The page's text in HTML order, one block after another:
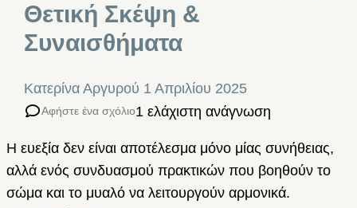
Θετική Σκέψη &
Συναισθήματα
Κατερίνα Αργυρού 1 Απριλίου 2025
Αφήστε ένα σχόλιο1 ελάχιστη ανάγνωση
Η ευεξία δεν είναι αποτέλεσμα μόνο μίας συνήθειας,
αλλά ενός συνδυασμού πρακτικών που βοηθούν το
σώμα και το μυαλό να λειτουργούν αρμονικά.